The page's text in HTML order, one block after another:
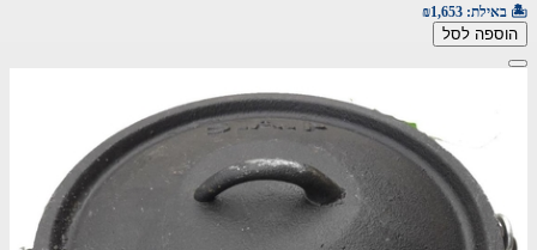
🏝️ באילת: ₪1,653
הוספה לסל